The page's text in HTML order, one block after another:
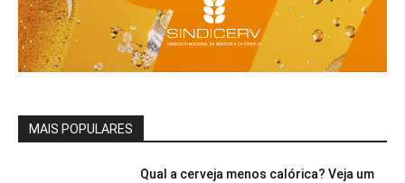
MAIS POPULARES
Qual a cerveja menos calórica? Veja um